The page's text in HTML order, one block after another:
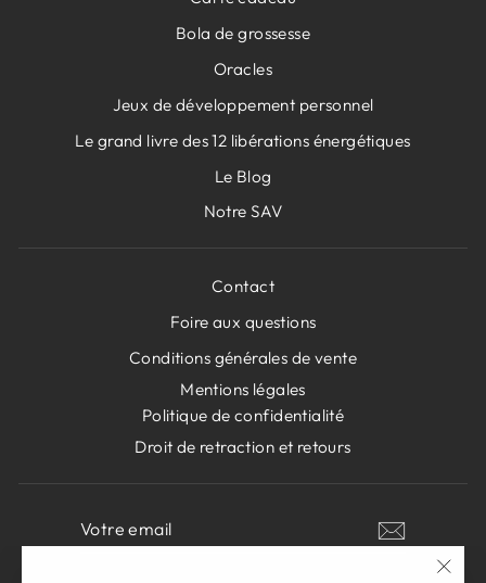
Bola de grossesse
Oracles
Jeux de développement personnel
Le grand livre des 12 libérations énergétiques
Le Blog
Notre SAV
Contact
Foire aux questions
Conditions générales de vente
Mentions légales
Politique de confidentialité
Droit de retraction et retours